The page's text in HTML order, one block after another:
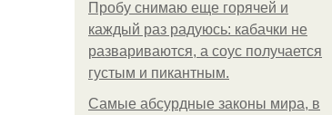
Пробу снимаю еще горячей и
каждый раз радуюсь: кабачки не
развариваются, а соус получается
густым и пикантным.
Самые абсурдные законы мира, в